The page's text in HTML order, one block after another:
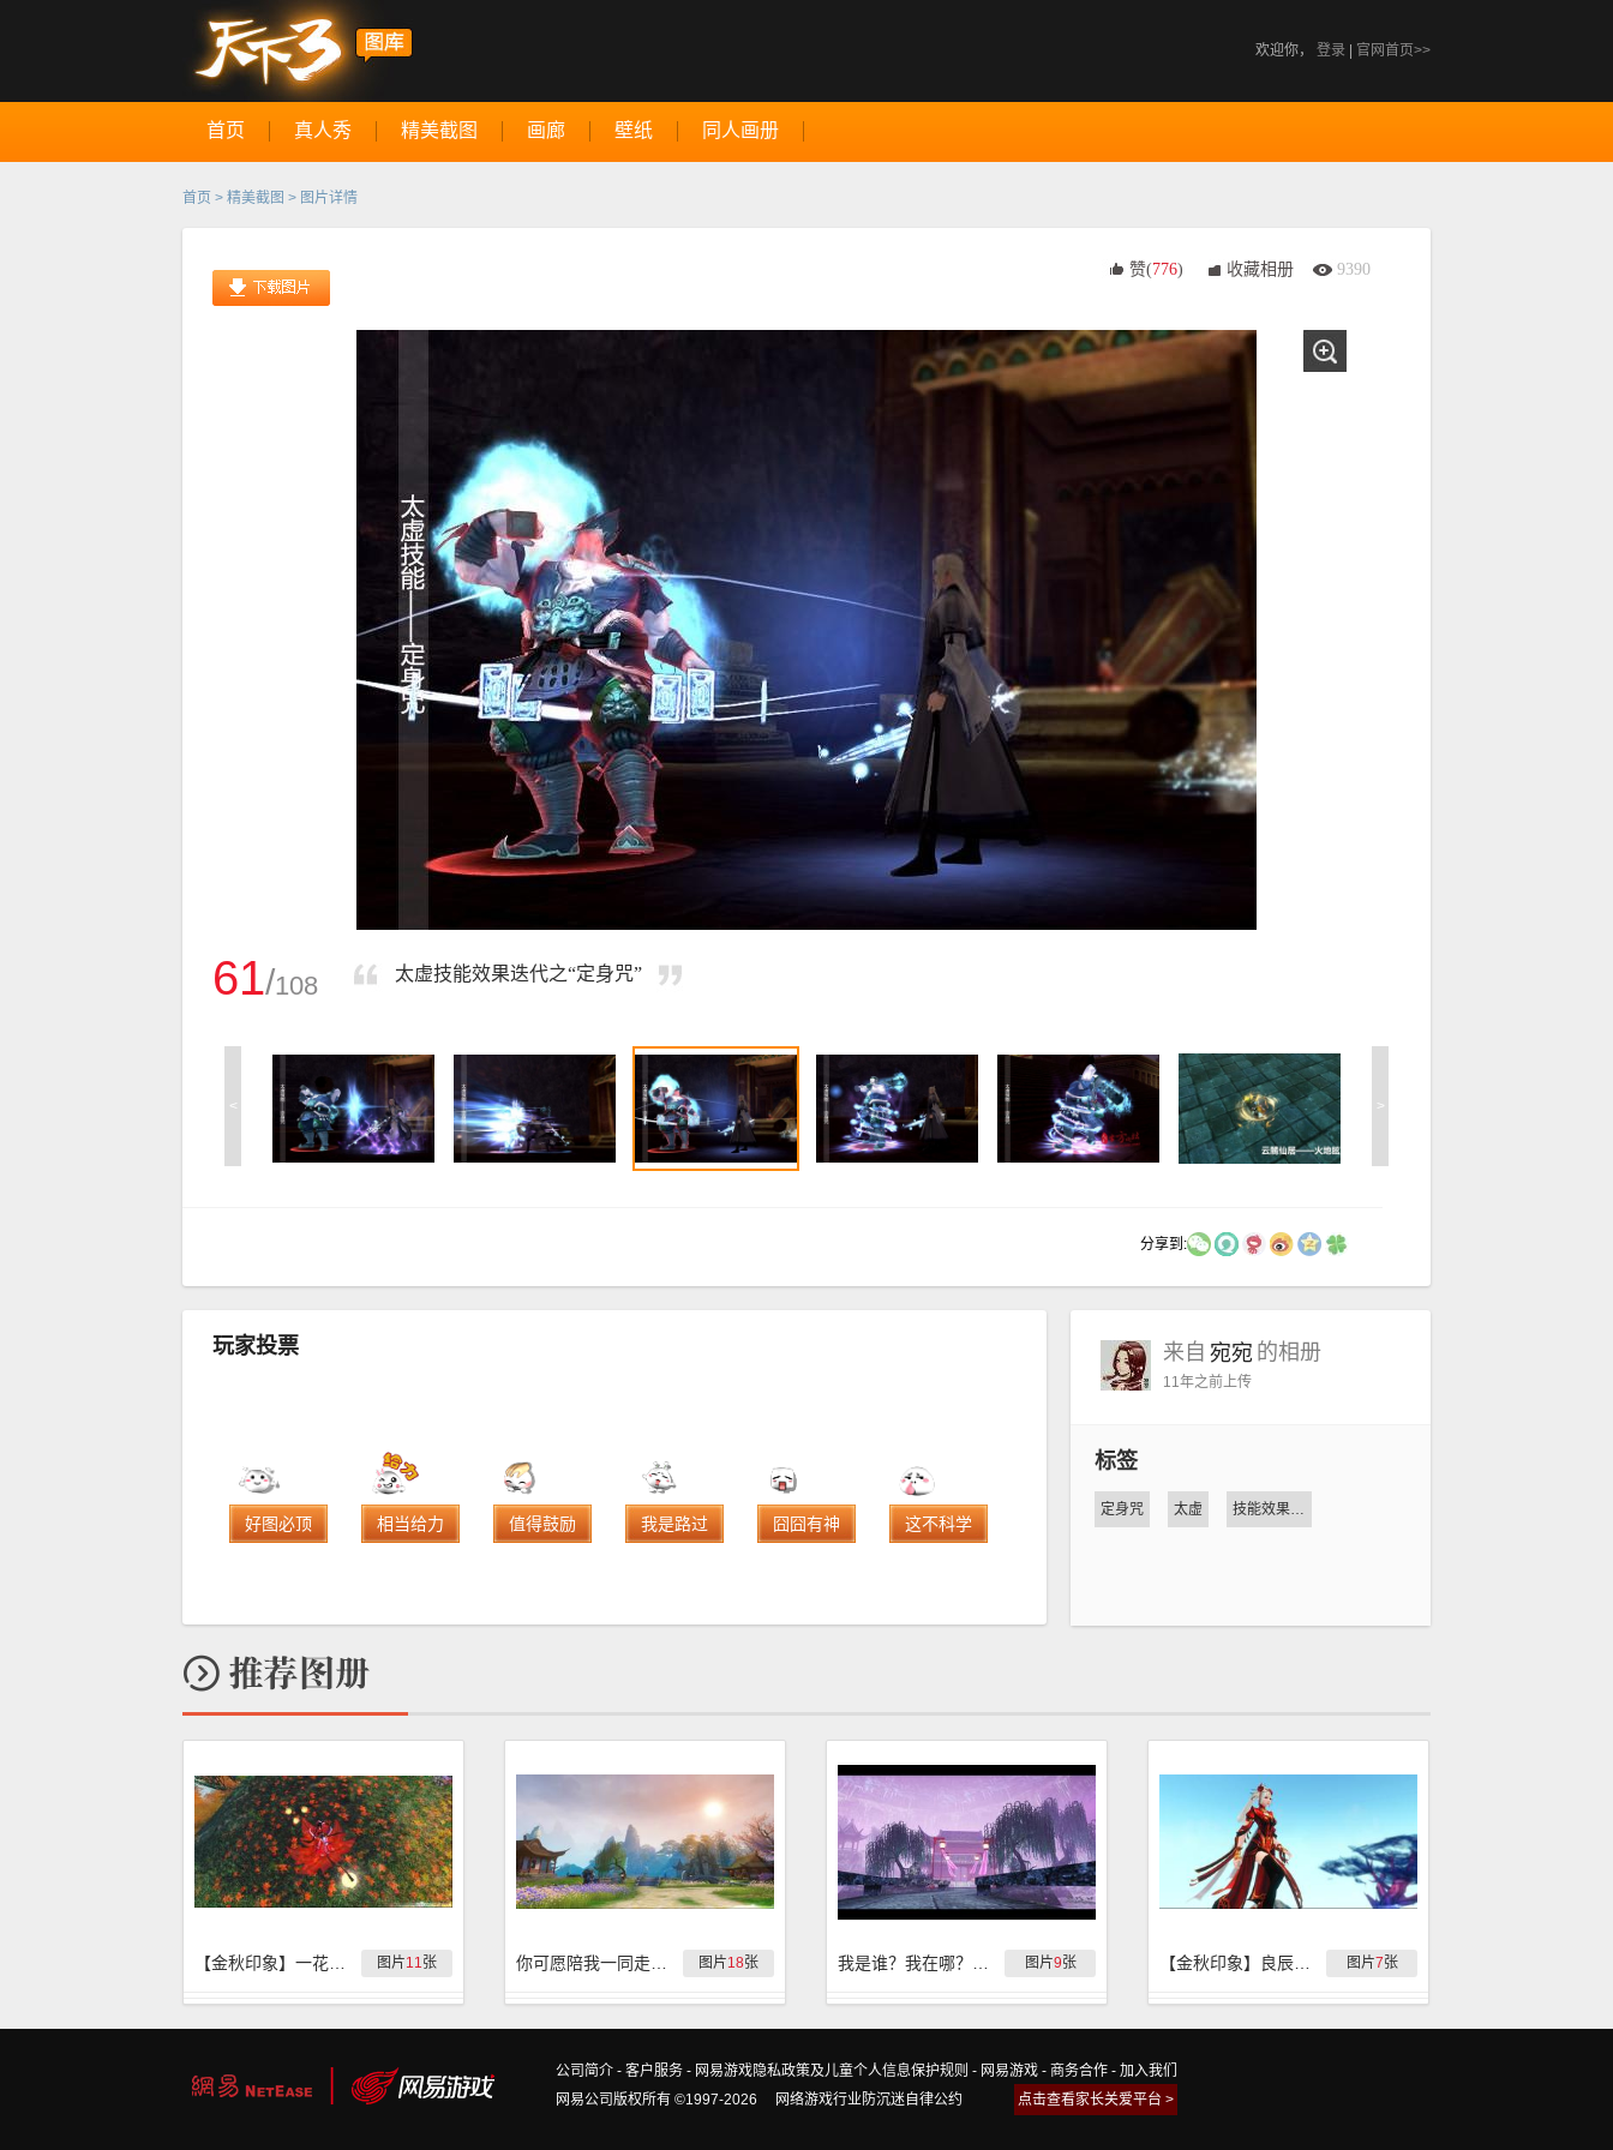
欢迎你， 登录 官网首页>>
首页 真人秀 精美截图 画廊 壁纸 同人画册
首页 > 精美截图 > 图片详情
赞(776) 收藏相册 9390
61/108 太虚技能效果迭代之“定身咒”
< >
分享到:
玩家投票
好图必顶 相当给力 值得鼓励 我是路过 囧囧有神 这不科学
来自 宛宛 的相册
11年之前上传
标签
定身咒 太虚 技能效果迭代
图片11张 图片18张 图片9张 图片7张
公司简介 - 客户服务 - 网易游戏隐私政策及儿童个人信息保护规则 - 网易游戏 - 商务合作 - 加入我们
网易公司版权所有 ©1997-2026
点击查看家长关爱平台 >
网络游戏行业防沉迷自律公约